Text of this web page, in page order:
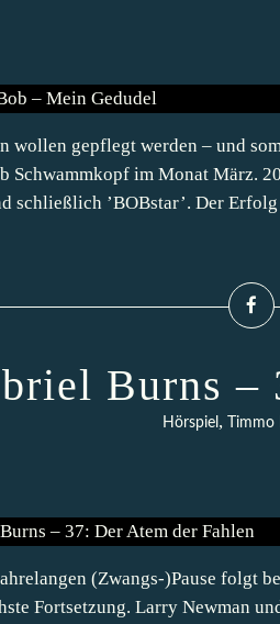
wollen gepflegt werden – und
Schwammkopf im Monat März.
schließlich ’BOBstar’. Der
Burns –
Hörspiel ,
(Zwangs-)Pause folgt
Fortsetzung. Larry Newman